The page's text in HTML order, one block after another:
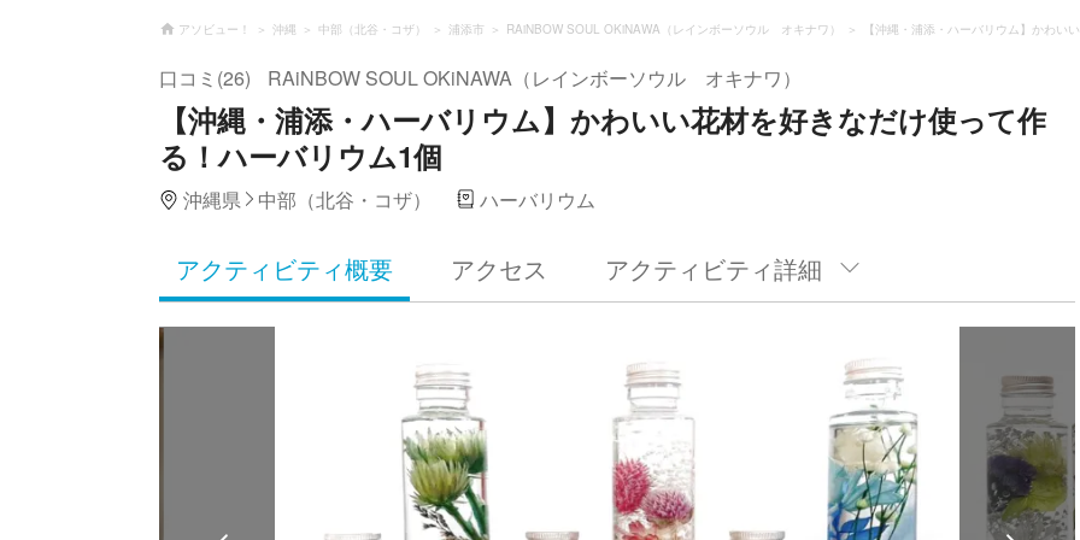
アソビュー！ 沖縄 中部（北谷・コザ） 浦添市 RAiNBOW SOUL OKiNAWA（レインボーソウル オキナワ） 【沖縄・浦添・ハーバリウム】かわい
口コミ(26) RAiNBOW SOUL OKiNAWA（レインボーソウル オキナワ）
【沖縄・浦添・ハーバリウム】かわいい花材を好きなだけ使って作
る！ハーバリウム1個
沖縄県 中部（北谷・コザ） ハーバリウム
アクティビティ概要 アクセス アクティビティ詳細